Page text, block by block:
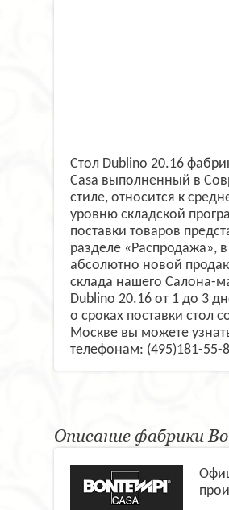
Стол Dublino 20.16
Casa выполненный в
стиле, относится к
уровню складской
поставки товаров
разделе «Распродажа», в
абсолютно новой
склада нашего Салона-
Dublino 20.16 от 1 до 3
о сроках поставки стол
Москве вы можете
телефонам: (495)181-55-
Описание фабрики